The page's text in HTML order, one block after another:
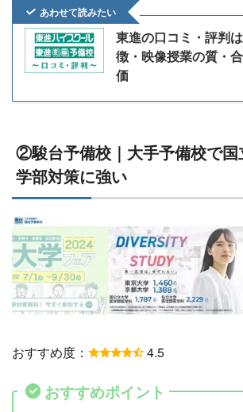
あわせて読みたい
東進の口コミ・評判
徴・映像授業の質・
価
②駿台予備校｜大手予備校で国
学部対策に強い
おすすめ度： 4.5
おすすめポイント